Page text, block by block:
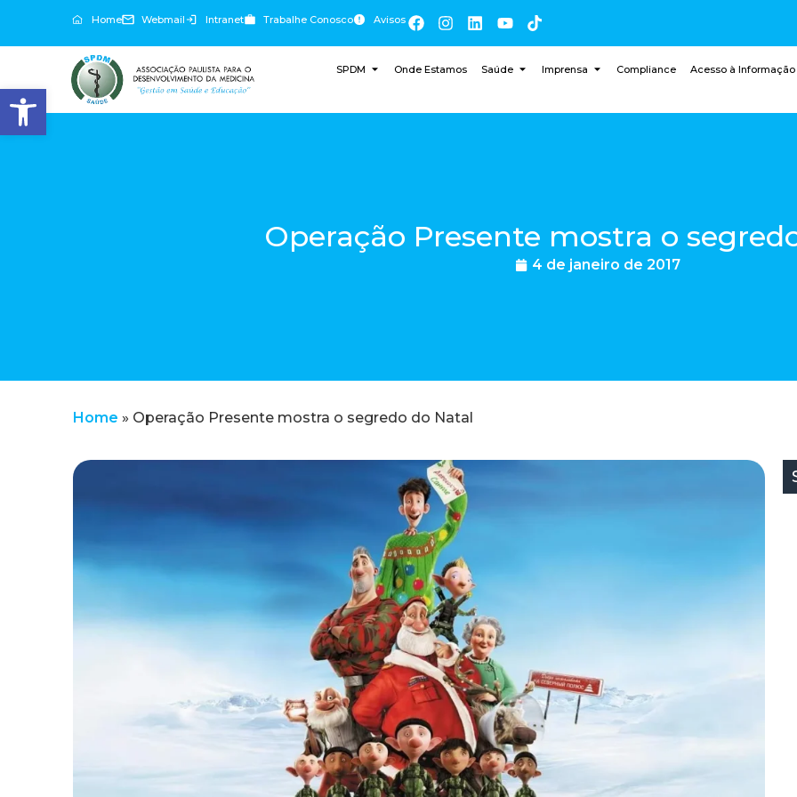
Abrir a barra de ferramentas
Home Webmail Intranet Trabalhe Conosco Avisos
SPDM Onde Estamos Saúde Imprensa Compliance Acesso à Informação
Operação Presente mostra o
4 de janeiro de 2017
Home » Operação Presente mostra o segredo do Natal